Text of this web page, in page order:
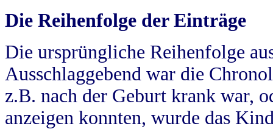
Die Reihenfolge der Einträge
Die ursprüngliche Reihenfolge
Ausschlaggebend war die
z.B. nach der Geburt krank war,
anzeigen konnten, wurde das